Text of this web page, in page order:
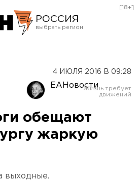
РОССИЯ
Оренбург
[18+]
4 ИЮЛЯ 2016 В 09:28
ЕАНовости
обещают
жаркую
выходные.